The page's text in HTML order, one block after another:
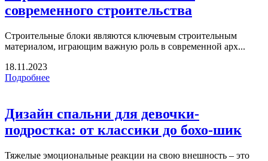
современного строительства
Строительные блоки являются ключевым строительным
материалом, играющим важную роль в современной арх...
18.11.2023
Подробнее
Дизайн спальни для девочки-
подростка: от классики до бохо-шик
Тяжелые эмоциональные реакции на свою внешность – это